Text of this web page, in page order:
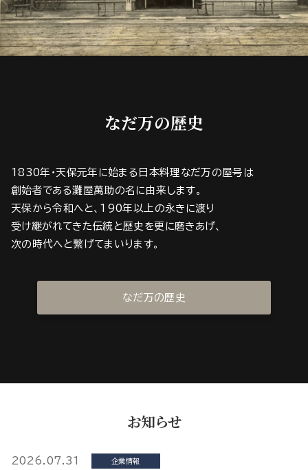
なだ万の歴史
1830年・天保元年に始まる日本料理なだ万の屋号は
創始者である灘屋萬助の名に由来します。
天保から令和へと、190年以上の永きに渡り
受け継がれてきた伝統と歴史を更に磨きあげ、
次の時代へと繋げてまいります。
なだ万の歴史
お知らせ
2026.07.31 企業情報